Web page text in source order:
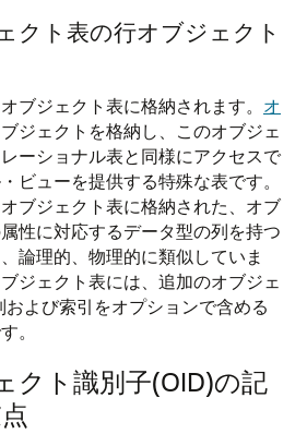
クト表の行オブジェクト
ブジェクト表に格納されます。 オ
ジェクトを格納し、このオブジェ
ーショナル表と同様にアクセスで
ビューを提供する特殊な表です。
ブジェクト表に格納された、オブ
性に対応するデータ型の列を持つ
論理的、物理的に類似していま
ジェクト表には、追加のオブジェ
および索引をオプションで含める
。
クト識別子(OID)の記